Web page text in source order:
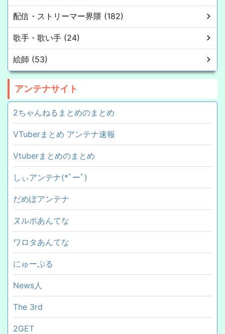
配信・ストリーマー界隈 (182)
歌手・歌い手 (24)
絵師 (53)
アンテナサイト
2ちゃんねるまとめのまとめ
VTuberまとめ アンテナ速報
Vtuberまとめのまとめ
しぃアンテナ(*ﾟーﾟ)
だめぽアンテナ
ヌルポあんてな
ワロタあんてな
にゅーぷる
News人
The 3rd
2GET